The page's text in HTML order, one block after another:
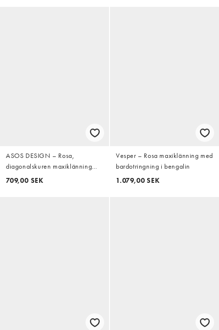
ASOS DESIGN – Rosa,
diagonalskuren maxiklänning
med vida volanger och ojämn
709,00 SEK
Vesper – Rosa maxiklänning med
bardotringning i bengalin
1.079,00 SEK